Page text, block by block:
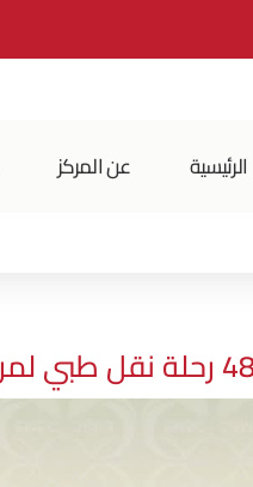
الرئيسية عن المركز